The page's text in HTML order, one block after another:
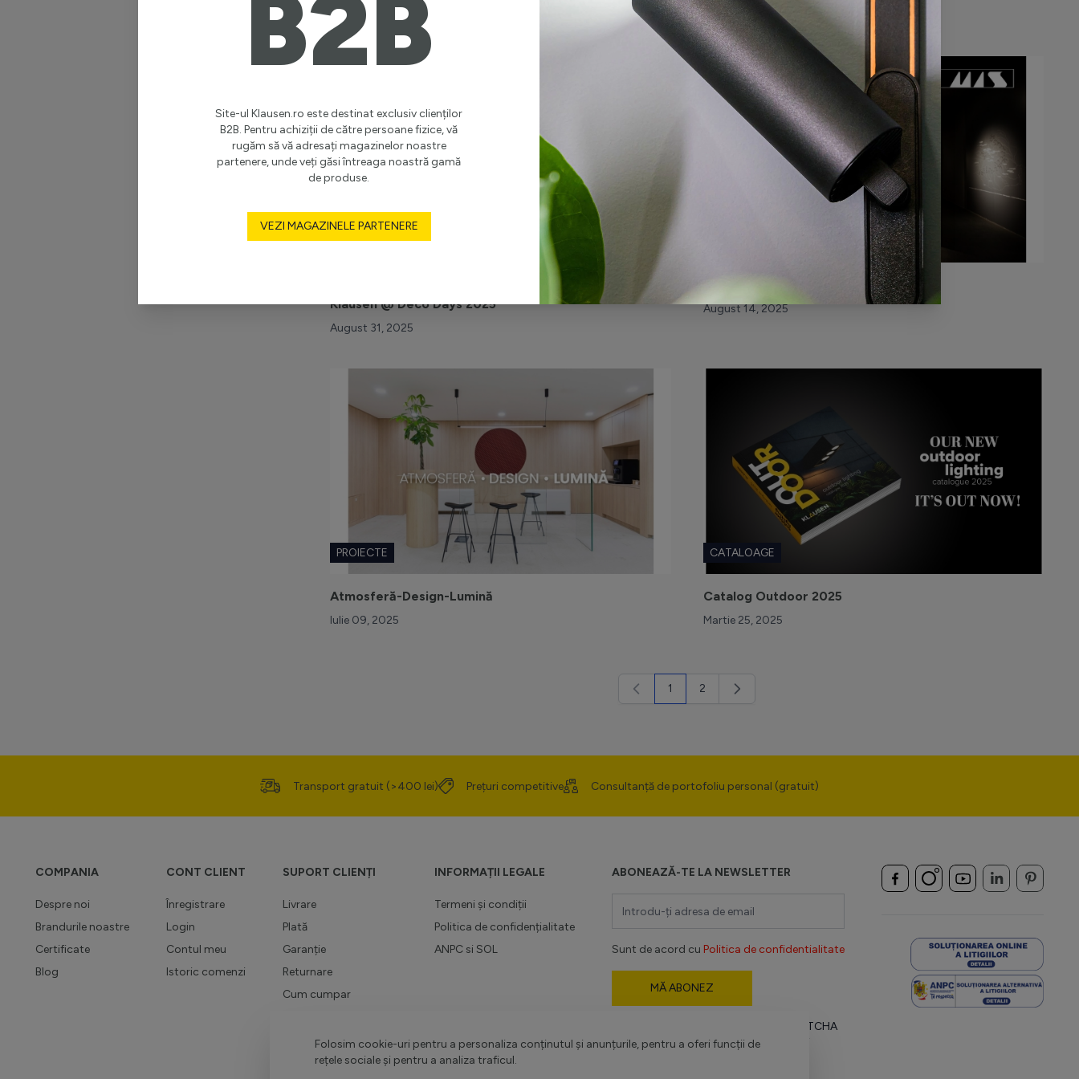
Folosim cookie-uri pentru a personaliza conținutul și anunțurile, pentru a oferi funcții de
rețele sociale și pentru a analiza traficul.
B2B
Site-ul Klausen.ro este destinat exclusiv clienților
B2B. Pentru achiziții de către persoane fizice, vă
rugăm să vă adresați magazinelor noastre
partenere, unde veți găsi întreaga noastră gamă
de produse.
VEZI MAGAZINELE PARTENERE
Octombrie 29, 2025 Octombrie 10, 2025
TÂRGURI EXPOZIȚIONALE UNIQUE BY KLAUSEN
Turn green. Turn natural. Turn Unique – Unique by
Klausen @ Deco Days 2025
August 31, 2025
Când lumina devine ghid
August 14, 2025
PROIECTE
Atmosferă-Design-Lumină
Iulie 09, 2025
CATALOAGE
Catalog Outdoor 2025
Martie 25, 2025
în acest moment citești pagina
1 Pagină
2
Transport gratuit (>400 lei) Prețuri competitive Consultanță de portofoliu personal (gratuit)
COMPANIA
Despre noi
Brandurile noastre
Certificate
Blog
CONT CLIENT
Înregistrare
Login
Contul meu
Istoric comenzi
SUPORT CLIENȚI
Livrare
Plată
Garanție
Returnare
Cum cumpar
Contact
INFORMAȚII LEGALE
Termeni și condiții
Politica de confidențialitate
ANPC si SOL
ABONEAZĂ-TE LA NEWSLETTER
Sunt de acord cu Politica de confidentialitate
MĂ ABONEZ
Acest formular este protejat de reCAPTCHA
-Politica de confidențialitate Google